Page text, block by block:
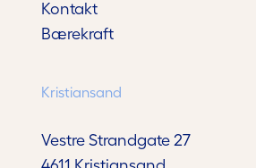
Kontakt
Bærekraft
Kristiansand
Vestre Strandgate 27
4611 Kristiansand